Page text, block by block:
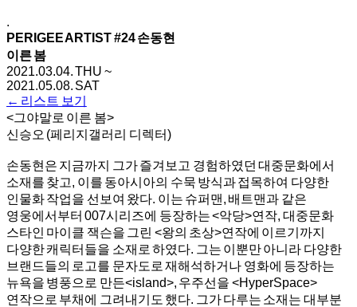
.
PERIGEE ARTIST #24 손동현
이른 봄
2021.03.04. THU ~
2021.05.08. SAT
← 리스트 보기
<그야말로 이른 봄>
신승오 (페리지갤러리 디렉터)
손동현은 지금까지 그가 즐겨보고 경험하였던 대중문화에서
소재를 찾고, 이를 동아시아의 수묵 방식과 접목하여 다양한
인물화 작업을 선보여 왔다. 이는 슈퍼맨, 배트맨과 같은
영웅에서부터 007시리즈에 등장하는 <악당>연작, 대중문화
스타인 마이클 잭슨을 그린 <왕의 초상>연작에 이르기까지
다양한 캐릭터들을 소재로 하였다. 그는 이뿐만 아니라 다양한
브랜드들의 로고를 문자도로 재해석하거나 영화에 등장하는
뉴욕을 병풍으로 만든<island>, 우주선을 <HyperSpace>
연작으로 부채에 그려내기도 했다. 그가 다루는 소재는 대부분